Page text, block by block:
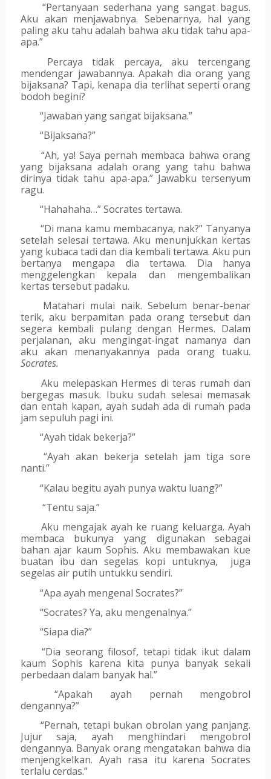
“Pertanyaan sederhana yang sangat bagus.
Aku akan menjawabnya. Sebenarnya, hal yang
paling aku tahu adalah bahwa aku tidak tahu apa-
apa.”
Percaya tidak percaya, aku tercengang
mendengar jawabannya. Apakah dia orang yang
bijaksana? Tapi, kenapa dia terlihat seperti orang
bodoh begini?
“Jawaban yang sangat bijaksana.”
“Bijaksana?”
“Ah, ya! Saya pernah membaca bahwa orang
yang bijaksana adalah orang yang tahu bahwa
dirinya tidak tahu apa-apa.” Jawabku tersenyum
ragu.
“Hahahaha…” Socrates tertawa.
“Di mana kamu membacanya, nak?” Tanyanya
setelah selesai tertawa. Aku menunjukkan kertas
yang kubaca tadi dan dia kembali tertawa. Aku pun
bertanya mengapa dia tertawa. Dia hanya
menggelengkan kepala dan mengembalikan
kertas tersebut padaku.
Matahari mulai naik. Sebelum benar-benar
terik, aku berpamitan pada orang tersebut dan
segera kembali pulang dengan Hermes. Dalam
perjalanan, aku mengingat-ingat namanya dan
aku akan menanyakannya pada orang tuaku.
Socrates.
Aku melepaskan Hermes di teras rumah dan
bergegas masuk. Ibuku sudah selesai memasak
dan entah kapan, ayah sudah ada di rumah pada
jam sepuluh pagi ini.
“Ayah tidak bekerja?”
“Ayah akan bekerja setelah jam tiga sore
nanti.”
“Kalau begitu ayah punya waktu luang?”
“Tentu saja.”
Aku mengajak ayah ke ruang keluarga. Ayah
membaca bukunya yang digunakan sebagai
bahan ajar kaum Sophis. Aku membawakan kue
buatan ibu dan segelas kopi untuknya,  juga
segelas air putih untukku sendiri.
“Apa ayah mengenal Socrates?”
“Socrates? Ya, aku mengenalnya.”
“Siapa dia?”
“Dia seorang filosof, tetapi tidak ikut dalam
kaum Sophis karena kita punya banyak sekali
perbedaan dalam banyak hal.”
“Apakah ayah pernah mengobrol
dengannya?”
“Pernah, tetapi bukan obrolan yang panjang.
Jujur saja, ayah menghindari mengobrol
dengannya. Banyak orang mengatakan bahwa dia
menjengkelkan. Ayah rasa itu karena Socrates
terlalu cerdas.”